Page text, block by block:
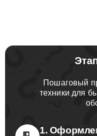
Пошаговый
техники для
1.